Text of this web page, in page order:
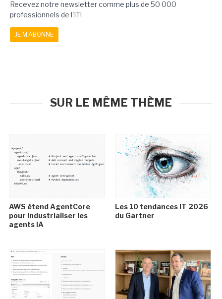
Recevez notre newsletter comme plus de 50 000
professionnels de l'IT!
JE M'ABONNE
SUR LE MÊME THÈME
AWS étend AgentCore
pour industrialiser les
agents IA
Les 10 tendances IT 2026
du Gartner